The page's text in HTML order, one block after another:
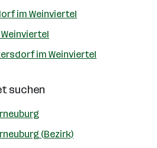
im Weinviertel
im Weinviertel
suchen
(Bezirk)